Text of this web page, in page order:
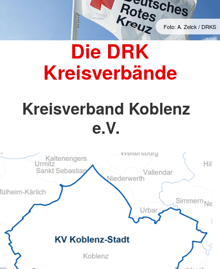
Foto: A. Zelck / DRKS
Die DRK
Kreisverbände
Kreisverband Koblenz
e.V.